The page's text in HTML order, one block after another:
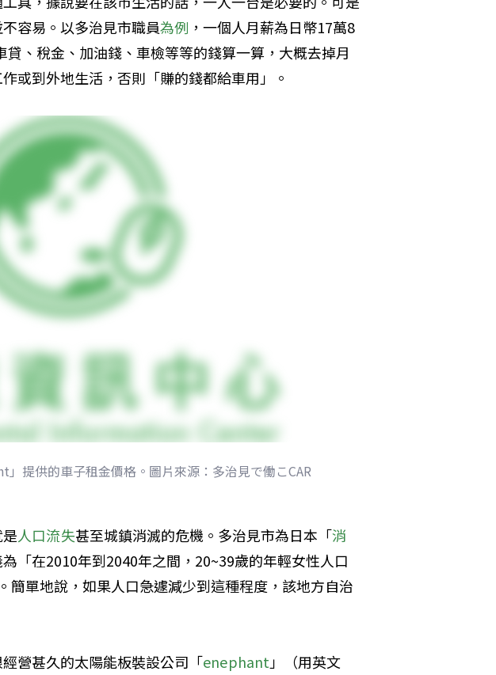
容易。以多治見市職員為例 ，一個人月薪為日幣17萬8
、稅金、加油錢、車檢等等的錢算一算，大概去掉月
或到外地生活，否則「賺的錢都給車用」。
提供的車子租金價格。圖片來源：多治見で働こCAR
人口流失甚至城鎮消滅的危機。多治見市為日本「消
「在2010年到2040年之間，20~39歲的年輕女性人口
簡單地說，如果人口急遽減少到這種程度，該地方自治
營甚久的太陽能板裝設公司「enephant 」（用英文